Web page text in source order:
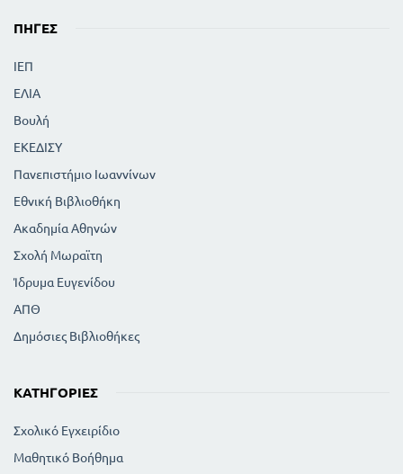
ΠΗΓΈΣ
ΙΕΠ
ΕΛΙΑ
Βουλή
ΕΚΕΔΙΣΥ
Πανεπιστήμιο Ιωαννίνων
Εθνική Βιβλιοθήκη
Ακαδημία Αθηνών
Σχολή Μωραϊτη
Ίδρυμα Ευγενίδου
ΑΠΘ
Δημόσιες Βιβλιοθήκες
ΚΑΤΗΓΟΡΊΕΣ
Σχολικό Εγχειρίδιο
Μαθητικό Βοήθημα